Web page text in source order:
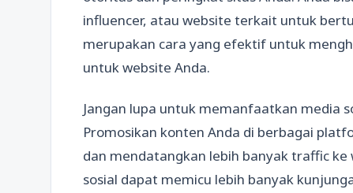
influencer, atau website terkait untuk
merupakan cara yang efektif untuk
untuk website Anda.
Jangan lupa untuk memanfaatkan media
Promosikan konten Anda di berbagai
dan mendatangkan lebih banyak traffic
sosial dapat memicu lebih banyak